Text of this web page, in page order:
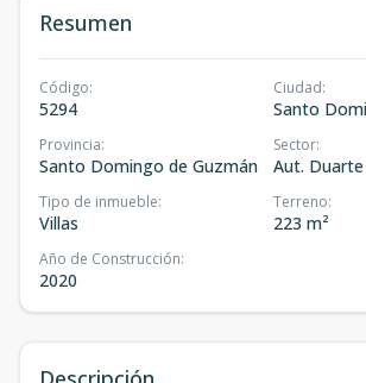
Resumen
Código:
5294
Ciudad:
Santo
Provincia:
Santo Domingo de Guzmán
Sector:
Aut. Duarte
Tipo de inmueble:
Villas
Terreno:
223 m²
Año de Construcción:
2020